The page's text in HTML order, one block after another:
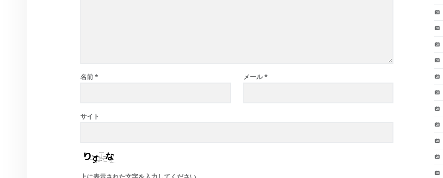
名前 * メール *
サイト
上に表示された文字を入力してください。